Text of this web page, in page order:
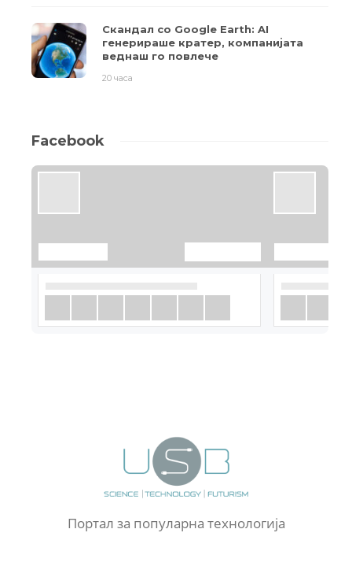
Скандал со Google Earth: AI
генерираше кратер, компанијата
веднаш го повлече
20 часа
Facebook
Портал за популарна технологија